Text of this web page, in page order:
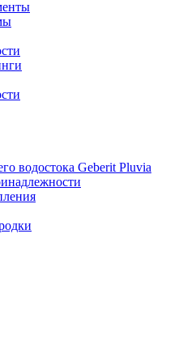
водостока Geberit Pluvia